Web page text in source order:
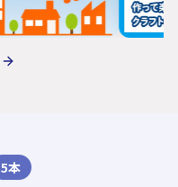
5本